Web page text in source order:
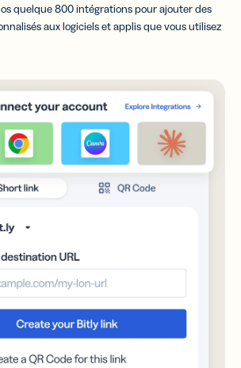
quelque 800 intégrations pour ajouter des
aux logiciels et applis que vous utilisez